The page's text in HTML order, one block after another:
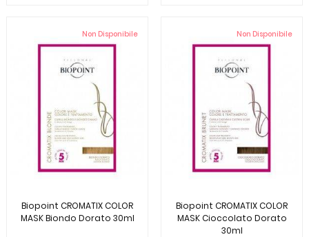
Non Disponibile
Biopoint CROMATIX COLOR
MASK Biondo Dorato 30ml
Non Disponibile
Biopoint CROMATIX COLOR
MASK Cioccolato Dorato
30ml